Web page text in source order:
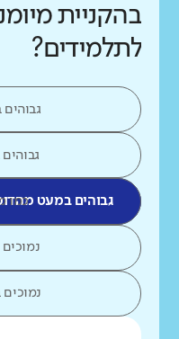
בהקניית
לתלמידים?
גבוהים במעט כמו